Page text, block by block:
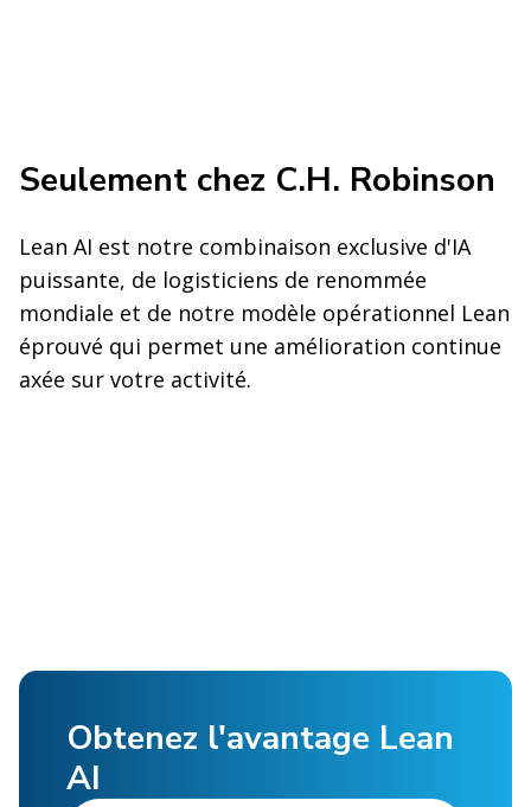
Seulement chez C.H. Robinson
Lean AI est notre combinaison exclusive d'IA
puissante, de logisticiens de renommée
mondiale et de notre modèle opérationnel Lean
éprouvé qui permet une amélioration continue
axée sur votre activité.
Obtenez l'avantage Lean
AI